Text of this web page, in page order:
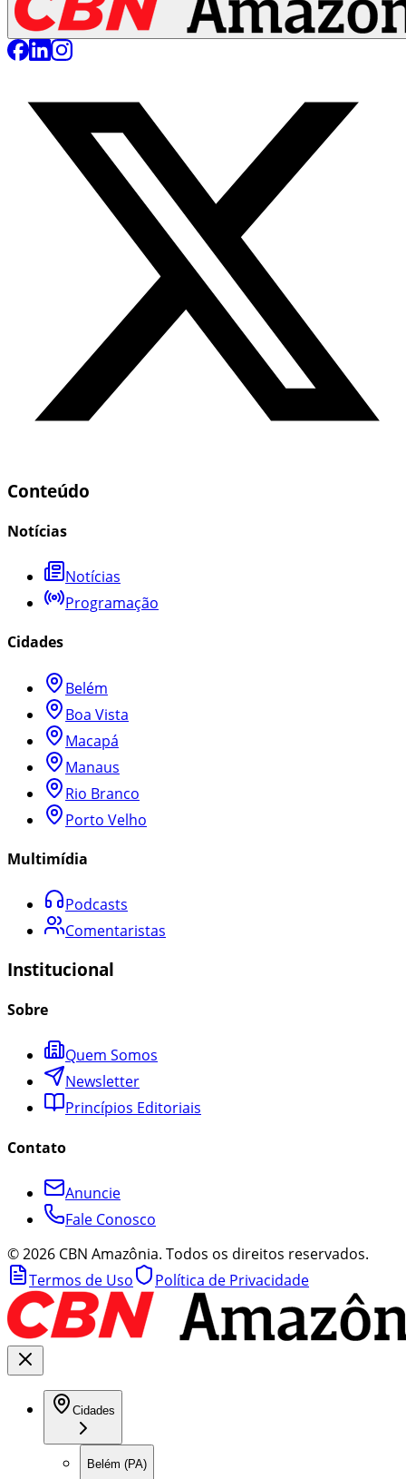
Conteúdo
Notícias
Notícias
Programação
Cidades
Belém
Boa Vista
Macapá
Manaus
Rio Branco
Porto Velho
Multimídia
Podcasts
Comentaristas
Institucional
Sobre
Quem Somos
Newsletter
Princípios Editoriais
Contato
Anuncie
Fale Conosco
©2026 CBN Amazônia. Todos os direitos reservados.
Termos de Uso
Política de Privacidade
Cidades
Belém (PA)